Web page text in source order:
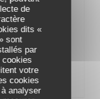
de
dits «
sont
par
cookies
votre
cookies
analyser
un des célèbres
et chef
après y être entré
Jean Taittinger.
FENÊTRE))